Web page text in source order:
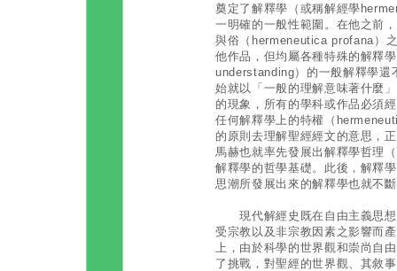
奠定了解釋學（或稱解經學
一明確的一般性範圍。在他之前
與俗（hermeneutica profana）
他作品，但均屬各種特殊的解釋
understanding）的一般解釋學還
始就以「一般的理解意味著什麼
的現象，所有的學科或作品必須
任何解釋學上的特權（
的原則去理解聖經經文的意思，
馬赫也就率先發展出解釋學哲理
解釋學的哲學基礎。此後，解釋
思潮所發展出來的解釋學也就不
現代解經史既在自由主義思想
受宗教以及非宗教因素之影響而
上，由於科學的世界觀和崇尚自
了挑戰，對聖經的世界觀、其敘